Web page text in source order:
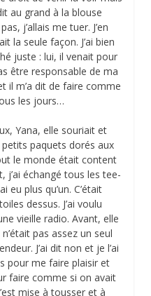
au grand à la blouse
j’allais me tuer. J’en
la seule façon. J’ai bien
juste : lui, il venait pour
être responsable de ma
il m’a dit de faire comme
les jours…
Yana, elle souriait et
paquets dorés aux
le monde était content
j’ai échangé tous les tee-
eu plus qu’un. C’était
dessus. J’ai voulu
vieille radio. Avant, elle
pas assez un seul
J’ai dit non et je l’ai
pour me faire plaisir et
faire comme si on avait
mise à tousser et à